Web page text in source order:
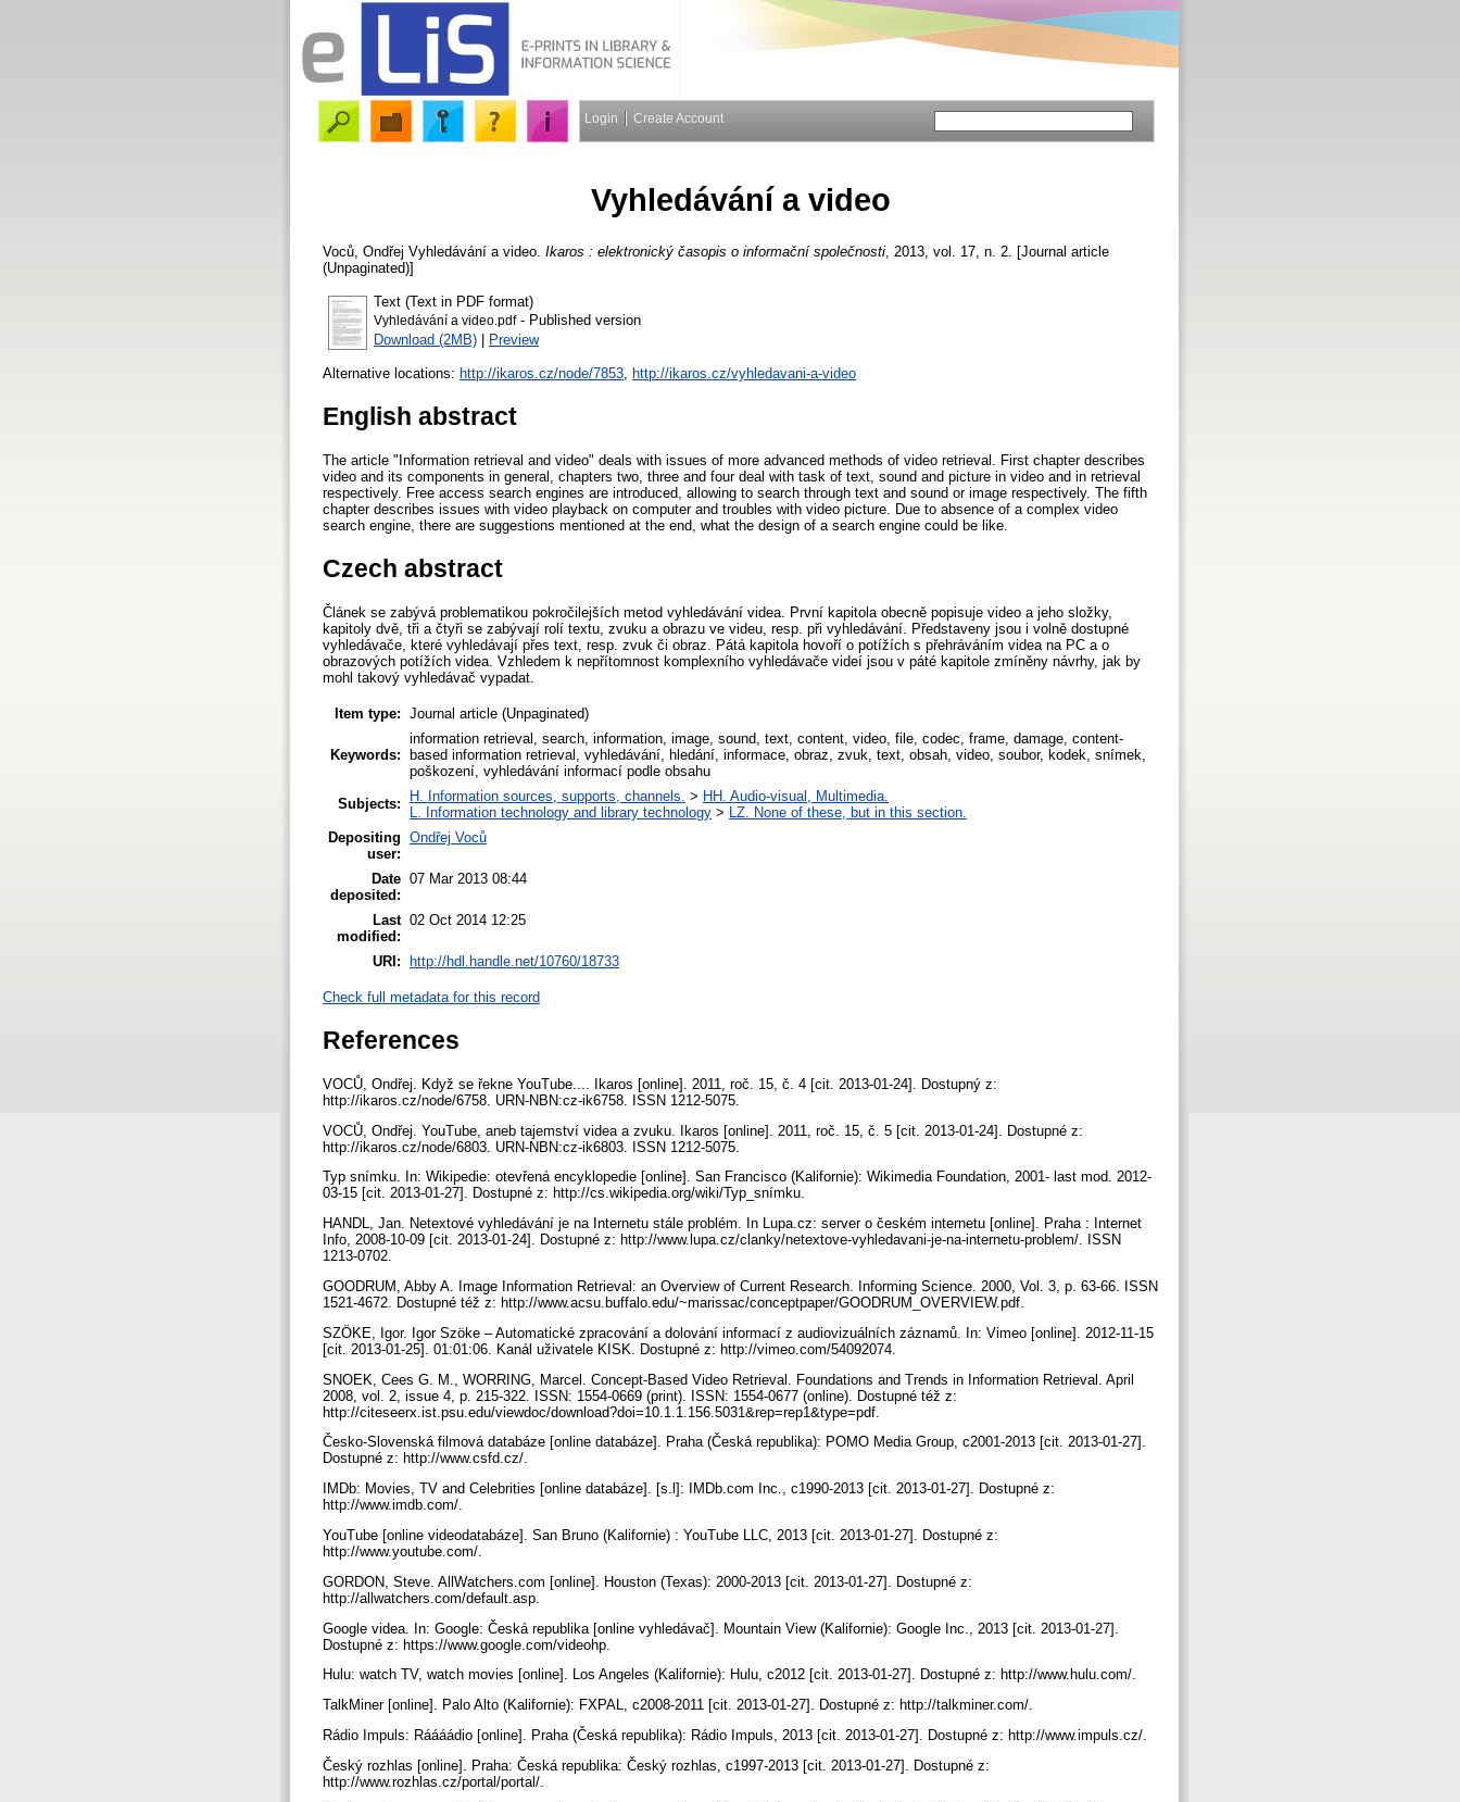
Login Create Account
Vyhledávání a video
Voců, Ondřej Vyhledávání a video. Ikaros : elektronický časopis o informační společnosti , 2013, vol. 17, n. 2. [Journal article
(Unpaginated)]
Text (Text in PDF format)
Vyhledávání a video.pdf- Published version
Download (2MB) | Preview
Alternative locations: http://ikaros.cz/node/7853 http://ikaros.cz/vyhledavani-a-video
English abstract
The article "Information retrieval and video" deals with issues of more advanced methods of video retrieval. First chapter describes
video and its components in general, chapters two, three and four deal with task of text, sound and picture in video and in retrieval
respectively. Free access search engines are introduced, allowing to search through text and sound or image respectively. The fifth
chapter describes issues with video playback on computer and troubles with video picture. Due to absence of a complex video
search engine, there are suggestions mentioned at the end, what the design of a search engine could be like.
Czech abstract
Článek se zabývá problematikou pokročilejších metod vyhledávání videa. První kapitola obecně popisuje video a jeho složky,
kapitoly dvě, tři a čtyři se zabývají rolí textu, zvuku a obrazu ve videu, resp. při vyhledávání. Představeny jsou i volně dostupné
vyhledávače, které vyhledávají přes text, resp. zvuk či obraz. Pátá kapitola hovoří o potížích s přehráváním videa na PC a o
obrazových potížích videa. Vzhledem k nepřítomnost komplexního vyhledávače videí jsou v páté kapitole zmíněny návrhy, jak by
mohl takový vyhledávač vypadat.
Item type: Journal article (Unpaginated)
Keywords:
information retrieval, search, information, image, sound, text, content, video, file, codec, frame, damage, content-
based information retrieval, vyhledávání, hledání, informace, obraz, zvuk, text, obsah, video, soubor, kodek, snímek,
poškození, vyhledávání informací podle obsahu
Subjects:
H. Information sources, supports, channels. > HH. Audio-visual, Multimedia.
L. Information technology and library technology >
LZ. None of these, but in this section.
Depositing
user:
Ondřej Voců
Date
deposited:
07 Mar 2013 08:44
Last
modified:
02 Oct 2014 12:25
URI: http://hdl.handle.net/10760/18733
Check full metadata for this record
References
VOCŮ, Ondřej. Když se řekne YouTube.... Ikaros [online]. 2011, roč. 15, č. 4 [cit. 2013-01-24]. Dostupný z:
http://ikaros.cz/node/6758. URN-NBN:cz-ik6758. ISSN 1212-5075.
VOCŮ, Ondřej. YouTube, aneb tajemství videa a zvuku. Ikaros [online]. 2011, roč. 15, č. 5 [cit. 2013-01-24]. Dostupné z:
http://ikaros.cz/node/6803. URN-NBN:cz-ik6803. ISSN 1212-5075.
Typ snímku. In: Wikipedie: otevřená encyklopedie [online]. San Francisco (Kalifornie): Wikimedia Foundation, 2001- last mod. 2012-
03-15 [cit. 2013-01-27]. Dostupné z: http://cs.wikipedia.org/wiki/Typ_snímku.
HANDL, Jan. Netextové vyhledávání je na Internetu stále problém. In Lupa.cz: server o českém internetu [online]. Praha : Internet
Info, 2008-10-09 [cit. 2013-01-24]. Dostupné z: http://www.lupa.cz/clanky/netextove-vyhledavani-je-na-internetu-problem/. ISSN
1213-0702.
GOODRUM, Abby A. Image Information Retrieval: an Overview of Current Research. Informing Science. 2000, Vol. 3, p. 63-66. ISSN
1521-4672. Dostupné též z: http://www.acsu.buffalo.edu/~marissac/conceptpaper/GOODRUM_OVERVIEW.pdf.
SZÖKE, Igor. Igor Szöke – Automatické zpracování a dolování informací z audiovizuálních záznamů. In: Vimeo [online]. 2012-11-15
[cit. 2013-01-25]. 01:01:06. Kanál uživatele KISK. Dostupné z: http://vimeo.com/54092074.
SNOEK, Cees G. M., WORRING, Marcel. Concept-Based Video Retrieval. Foundations and Trends in Information Retrieval. April
2008, vol. 2, issue 4, p. 215-322. ISSN: 1554-0669 (print). ISSN: 1554-0677 (online). Dostupné též z:
http://citeseerx.ist.psu.edu/viewdoc/download?doi=10.1.1.156.5031&rep=rep1&type=pdf.
Česko-Slovenská filmová databáze [online databáze]. Praha (Česká republika): POMO Media Group, c2001-2013 [cit. 2013-01-27].
Dostupné z: http://www.csfd.cz/.
IMDb: Movies, TV and Celebrities [online databáze]. [s.l]: IMDb.com Inc., c1990-2013 [cit. 2013-01-27]. Dostupné z:
http://www.imdb.com/.
YouTube [online videodatabáze]. San Bruno (Kalifornie) : YouTube LLC, 2013 [cit. 2013-01-27]. Dostupné z:
http://www.youtube.com/.
GORDON, Steve. AllWatchers.com [online]. Houston (Texas): 2000-2013 [cit. 2013-01-27]. Dostupné z:
http://allwatchers.com/default.asp.
Google videa. In: Google: Česká republika [online vyhledávač]. Mountain View (Kalifornie): Google Inc., 2013 [cit. 2013-01-27].
Dostupné z: https://www.google.com/videohp.
Hulu: watch TV, watch movies [online]. Los Angeles (Kalifornie): Hulu, c2012 [cit. 2013-01-27]. Dostupné z: http://www.hulu.com/.
TalkMiner [online]. Palo Alto (Kalifornie): FXPAL, c2008-2011 [cit. 2013-01-27]. Dostupné z: http://talkminer.com/.
Rádio Impuls: Ráááádio [online]. Praha (Česká republika): Rádio Impuls, 2013 [cit. 2013-01-27]. Dostupné z: http://www.impuls.cz/.
Český rozhlas [online]. Praha: Česká republika: Český rozhlas, c1997-2013 [cit. 2013-01-27]. Dostupné z:
http://www.rozhlas.cz/portal/portal/.